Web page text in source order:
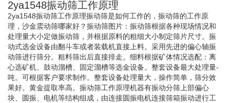
2ya1548振动筛工作原理
2ya1548振动筛工作原理振动筛是如何工作的，振动筛的工作原
理，沙金震动筛哪家好？振动筛图片：振动筛根据各种现场情况和
处理量大小定做振动筛，并根据原料的粗细大小制定筛片尺寸。振
动式选金设备由翻斗车或者装载机直接上料。采用先进的偏心轴振
动筛进行筛分。粗料筛出后直接排走。细料根据矿体情况选配：离
心选矿机、鼓动溜槽、固定溜槽等选金设备。整套设备最大处理量-
吨。可根据客户要求制作。整套设备处理量大，操作简单，筛分效
果好。黄金提取率高。振动筛工作原理机器有振动分筛上部偏心
块、圆振、电机等结构组成，由连接圆振电机连接筛箱振动进行工